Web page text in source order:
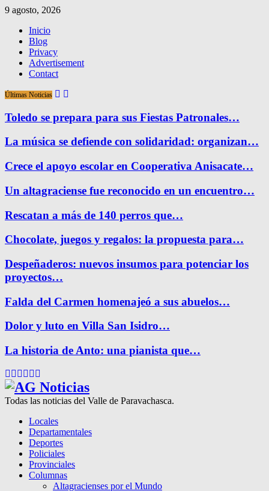
9 agosto, 2026
Inicio
Blog
Privacy
Advertisement
Contact
Últimas Noticias
Toledo se prepara para sus Fiestas Patronales…
La música se defiende con solidaridad: organizan…
Crece el apoyo escolar en Cooperativa Anisacate…
Un altagraciense fue reconocido en un encuentro…
Rescatan a más de 140 perros que…
Chocolate, juegos y regalos: la propuesta para…
Despeñaderos: nuevos insumos para potenciar los
proyectos…
Falda del Carmen homenajeó a sus abuelos…
Dolor y luto en Villa San Isidro…
La historia de Anto: una pianista que…
Facebook
Twitter
Instagram
Pinterest
Google
Todas las noticias del Valle de Paravachasca.
Locales
Departamentales
Deportes
Policiales
Provinciales
Columnas
Altagracienses por el Mundo